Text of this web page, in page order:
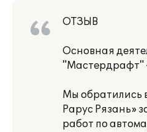
ОТЗЫВ
Основная
"Мастердрафт"
Мы обратились
Рарус Рязань»
работ по